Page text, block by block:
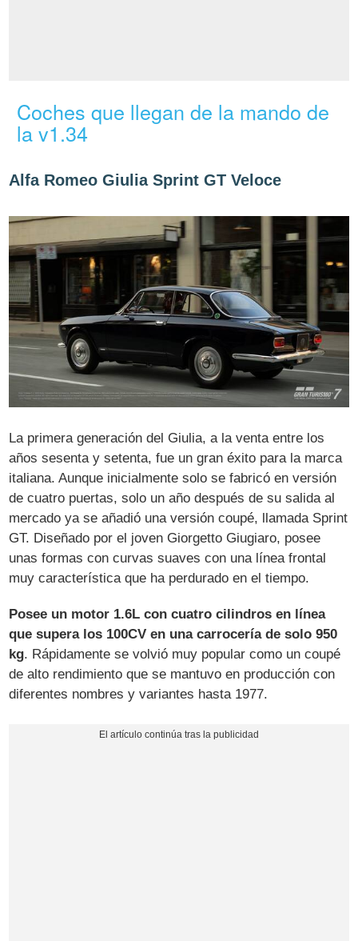
Coches que llegan de la mando de
la v1.34
Alfa Romeo Giulia Sprint GT Veloce
La primera generación del Giulia, a la venta entre los
años sesenta y setenta, fue un gran éxito para la marca
italiana. Aunque inicialmente solo se fabricó en versión
de cuatro puertas, solo un año después de su salida al
mercado ya se añadió una versión coupé, llamada Sprint
GT. Diseñado por el joven Giorgetto Giugiaro, posee
unas formas con curvas suaves con una línea frontal
muy característica que ha perdurado en el tiempo.
Posee un motor 1.6L con cuatro cilindros en línea
que supera los 100CV en una carrocería de solo 950
kg. Rápidamente se volvió muy popular como un coupé
de alto rendimiento que se mantuvo en producción con
diferentes nombres y variantes hasta 1977.